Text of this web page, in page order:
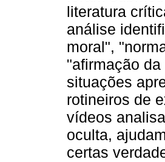
literatura
análise
moral",
"afirmação
situações
rotineiros de
vídeos
oculta,
certas